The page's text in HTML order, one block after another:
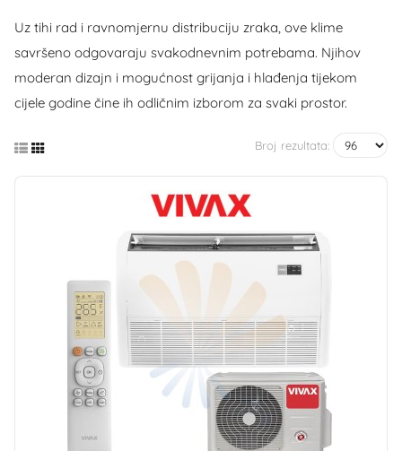
Uz tihi rad i ravnomjernu distribuciju zraka, ove klime
savršeno odgovaraju svakodnevnim potrebama. Njihov
moderan dizajn i mogućnost grijanja i hlađenja tijekom
cijele godine čine ih odličnim izborom za svaki prostor.
Broj rezultata: